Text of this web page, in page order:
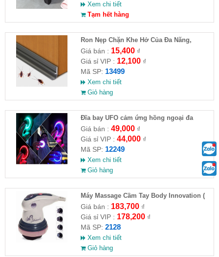
Xem chi tiết
Tạm hết hàng
Ron Nẹp Chặn Khe Hở Của Đa Năng,
Chống Côn Trùng( HĐ )
Giá bán : 15,400₫
Giá sỉ VIP : 12,100₫
Mã SP: 13499
Xem chi tiết
Giỏ hàng
Đĩa bay UFO cảm ứng hồng ngoại đa
chiều tự động bay về
Giá bán : 49,000₫
Giá sỉ VIP : 44,000₫
Mã SP: 12249
Xem chi tiết
Giỏ hàng
Máy Massage Cầm Tay Body Innovation (
HĐ )
Giá bán : 183,700₫
Giá sỉ VIP : 178,200₫
Mã SP: 2128
Xem chi tiết
Giỏ hàng